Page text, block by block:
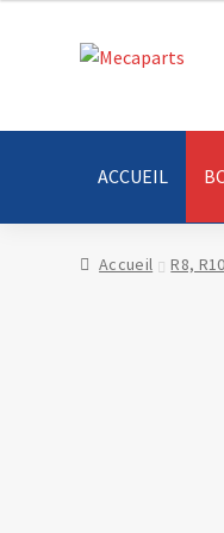
Aller
Aller
ACCUEIL
Accueil R8,